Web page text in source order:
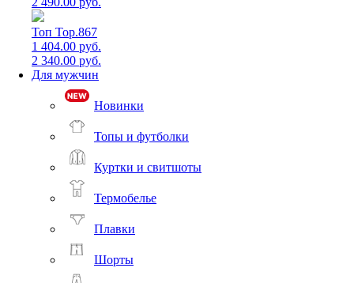
Топ Top.867
1 404.00 руб.
2 340.00 руб.
Для мужчин
Новинки
Топы и футболки
Куртки и свитшоты
Термобелье
Плавки
Шорты